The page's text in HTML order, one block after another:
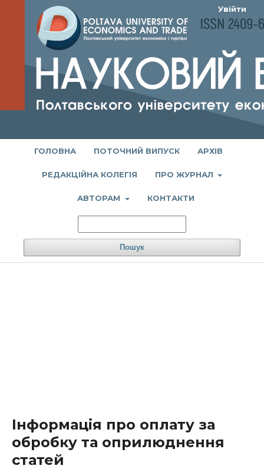
ГОЛОВНА ПОТОЧНИЙ ВИПУСК АРХІВ
РЕДАКЦІЙНА КОЛЕГІЯ ПРО ЖУРНАЛ
АВТОРАМ КОНТАКТИ
Пошук
Увійти
Інформація про оплату за
обробку та оприлюднення
статей